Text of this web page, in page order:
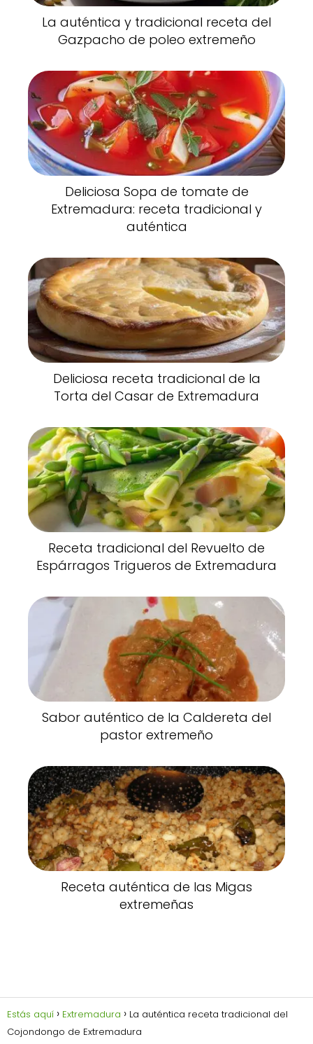
La auténtica y tradicional receta del
Gazpacho de poleo extremeño
Deliciosa Sopa de tomate de
Extremadura: receta tradicional y
auténtica
Deliciosa receta tradicional de la
Torta del Casar de Extremadura
Receta tradicional del Revuelto de
Espárragos Trigueros de Extremadura
Sabor auténtico de la Caldereta del
pastor extremeño
Receta auténtica de las Migas
extremeñas
Estás aquí Extremadura
La auténtica receta tradicional del
Cojondongo de Extremadura